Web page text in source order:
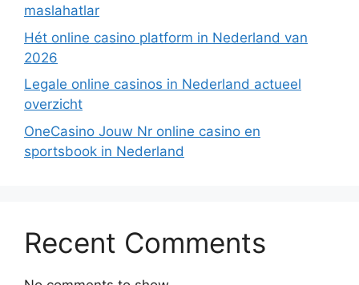
maslahatlar
Hét online casino platform in Nederland van
2026
Legale online casinos in Nederland actueel
overzicht
OneCasino Jouw Nr online casino en
sportsbook in Nederland
Recent Comments